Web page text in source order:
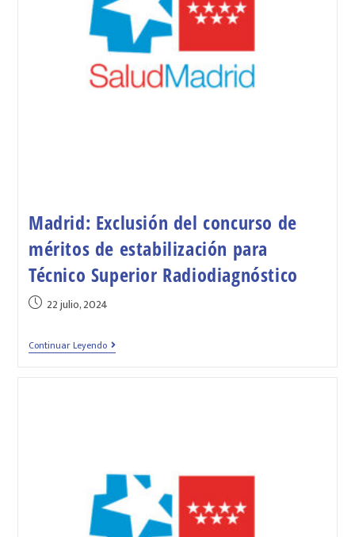
Madrid: Exclusión del concurso de
méritos de estabilización para
Técnico Superior Radiodiagnóstico
22 julio, 2024
Continuar Leyendo